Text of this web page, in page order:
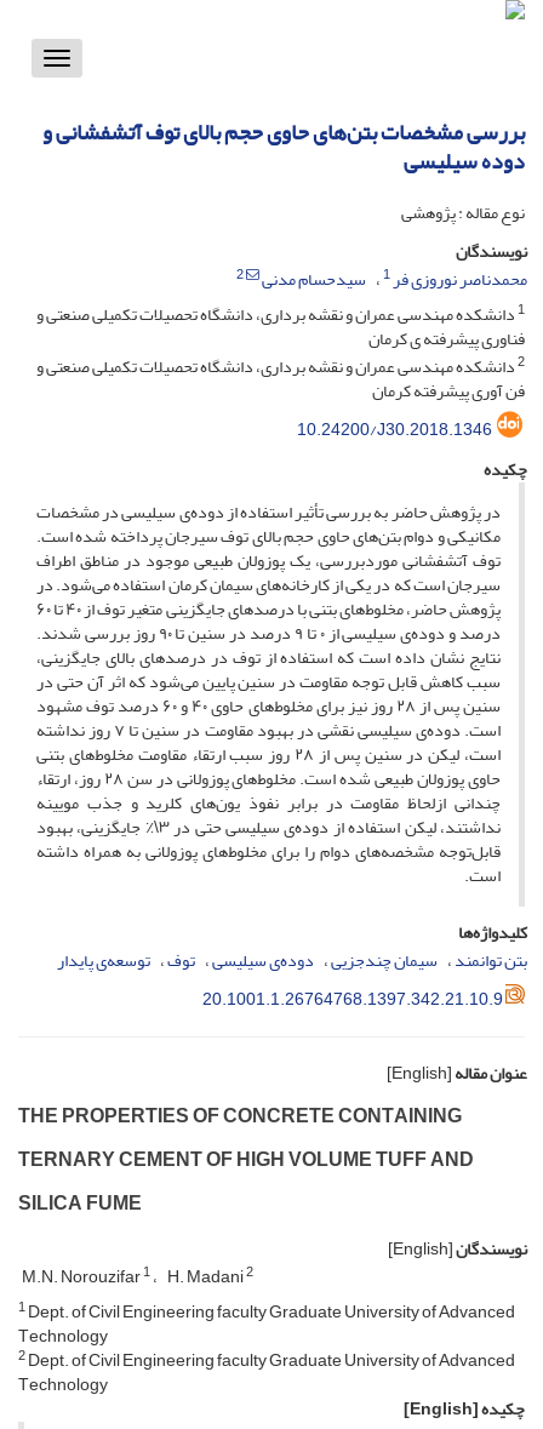
Toggle
بررسی مشخصات بتن‌های حاوی حجم بالای توف آتشفشانی و
دوده سیلیسی
نوع مقاله : پژوهشی
نویسندگان
محمدناصر نوروزی فر1 سیدحسام مدنی
2
1دانشکده مهندسی عمران و نقشه برداری، دانشگاه تحصیلات تکمیلی صنعتی و
فناوری پیشرفته ی کرمان
2دانشکده مهندسی عمران و نقشه برداری، دانشگاه تحصیلات تکمیلی صنعتی و
فن آوری پیشرفته کرمان
10.24200/J30.2018.1346
چکیده
در پژوهش حاضر به بررسی تأثیر استفاده از دوده‌ی سیلیسی در مشخصات
مکانیکی و دوام بتن‌های حاوی حجم بالای توف سیرجان پرداخته شده است.
توف آتشفشانی موردبررسی، یک پوزولان طبیعی موجود در مناطق اطراف
سیرجان است که در یکی از کارخانه‌های سیمان کرمان استفاده می‌شود. در
پژوهش حاضر، مخلوط‌های بتنی با درصدهای جایگزینی متغیر توف از ۴۰ تا ۶۰
درصد و دوده‌ی سیلیسی از ۰ تا ۹ درصد در سنین تا ۹۰ روز بررسی شدند.
نتایج نشان داده است که استفاده از توف در درصدهای بالای جایگزینی،
سبب کاهش قابل توجه مقاومت در سنین پایین می‌شود که اثر آن حتی در
سنین پس از ۲۸ روز نیز برای مخلوط‌های حاوی ۴۰ و ۶۰ درصد توف مشهود
است. دوده‌ی سیلیسی نقشی در بهبود مقاومت در سنین تا ۷ روز نداشته
است، لیکن در سنین پس از ۲۸ روز سبب ارتقاء مقاومت مخلوط‌های بتنی
حاوی پوزولان طبیعی شده است. مخلوط‌های پوزولانی در سن ۲۸ روز، ارتقاء
چندانی ازلحاظ مقاومت در برابر نفوذ یون‌های کلرید و جذب مویینه
نداشتند، لیکن استفاده از دوده‌ی سیلیسی حتی در ۳\٪ جایگزینی، بهبود
قابل‌توجه مشخصه‌های دوام را برای مخلوط‌های پوزولانی به همراه داشته
است.
کلیدواژه‌ها
بتن توانمند سیمان چندجزیی دوده‌ی سیلیسی توف توسعه‌ی پایدار
20.1001.1.26764768.1397.342.21.10.9
عنوان مقاله[English]
T‌H‌E P‌R‌O‌P‌E‌R‌T‌I‌E‌S O‌F C‌O‌N‌C‌R‌E‌T‌E C‌O‌N‌T‌A‌I‌N‌I‌N‌G
T‌E‌R‌N‌A‌R‌Y C‌E‌M‌E‌N‌T O‌F H‌I‌G‌H V‌O‌L‌U‌M‌E T‌U‌F‌F A‌N‌D
S‌I‌L‌I‌C‌A F‌U‌M‌E
نویسندگان[English]
M.N. Norouzifar1 H. Madani2
1D‌e‌p‌t. o‌f C‌i‌v‌i‌l E‌n‌g‌i‌n‌e‌e‌r‌i‌n‌g f‌a‌c‌u‌l‌t‌y G‌r‌a‌d‌u‌a‌t‌e U‌n‌i‌v‌e‌r‌s‌i‌t‌y o‌f A‌d‌v‌a‌n‌c‌e‌d
T‌e‌c‌h‌n‌o‌l‌o‌g‌y
2D‌e‌p‌t. o‌f C‌i‌v‌i‌l E‌n‌g‌i‌n‌e‌e‌r‌i‌n‌g f‌a‌c‌u‌l‌t‌y G‌r‌a‌d‌u‌a‌t‌e U‌n‌i‌v‌e‌r‌s‌i‌t‌y o‌f A‌d‌v‌a‌n‌c‌e‌d
T‌e‌c‌h‌n‌o‌l‌o‌g‌y
چکیده[English]